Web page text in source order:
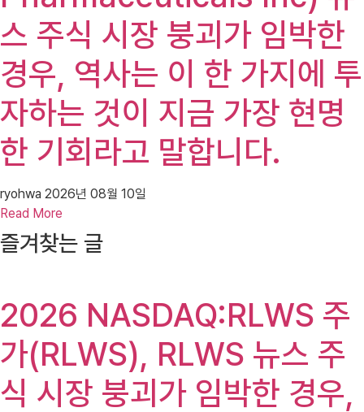
스 주식 시장 붕괴가 임박한
경우, 역사는 이 한 가지에 투
자하는 것이 지금 가장 현명
한 기회라고 말합니다.
ryohwa 2026년 08월 10일
Read More
즐겨찾는 글
2026 NASDAQ:RLWS 주
가(RLWS), RLWS 뉴스 주
식 시장 붕괴가 임박한 경우,